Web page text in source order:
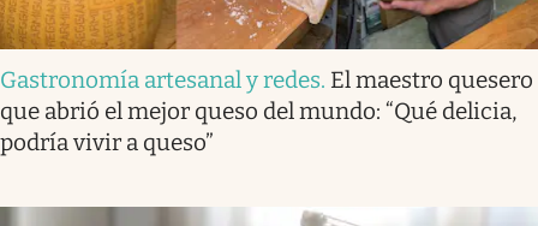
Gastronomía artesanal y redes. El maestro quesero
que abrió el mejor queso del mundo: “Qué delicia,
podría vivir a queso”